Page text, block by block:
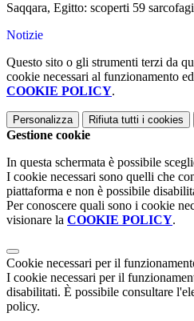
Saqqara, Egitto: scoperti 59
Notizie
Questo sito o gli strumenti terzi da
cookie necessari al funzionamento
COOKIE POLICY.
Personalizza Rifiuta tutti i cookies
Gestione cookie
In questa schermata è possibile
I cookie necessari sono quelli che
piattaforma e non è possibile
Per conoscere quali sono i cookie
visionare la COOKIE POLICY.
Cookie necessari per il
I cookie necessari per il
disabilitati. È possibile consultare
policy.